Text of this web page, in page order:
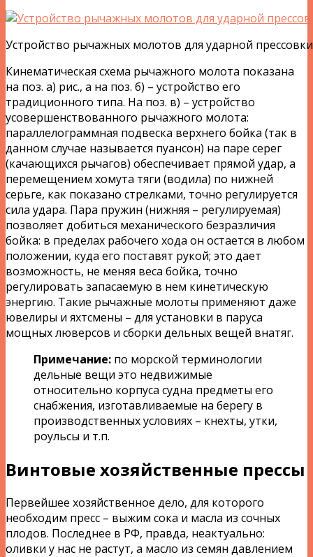
Устройство рычажных молотов для ударной прессовки
Кинематическая схема рычажного молота показана
на поз. а) рис., а на поз. б) – устройство его
традиционного типа. На поз. в) – устройство
усовершенствованного рычажного молота:
параллелограммная подвеска верхнего бойка (так в
данном случае называется пуансон) на паре серег
(качающихся рычагов) обеспечивает прямой удар, а
перемещением хомута тяги (водила) по нижней
серьге, как показано стрелками, точно регулируется
сила удара. Пара пружин (нижняя – регулируемая)
позволяет добиться механического безразличия
бойка: в пределах рабочего хода он остается в любом
положении, куда его поставят рукой; это дает
возможность, не меняя веса бойка, точно
регулировать запасаемую в нем кинетическую
энергию. Такие рычажные молоты применяют даже
ювелиры и яхтсмены – для установки в паруса
мощных люверсов и сборки дельных вещей внатяг.
Примечание: по морской терминологии
дельные вещи это недвижимые
относительно корпуса судна предметы его
снабжения, изготавливаемые на берегу в
производственных условиях – кнехты, утки,
роульсы и т.п.
Винтовые хозяйственные прессы
Первейшее хозяйственное дело, для которого
необходим пресс – выжим сока и масла из сочных
плодов. Последнее в РФ, правда, неактуально:
оливки у нас не растут, а масло из семян давлением